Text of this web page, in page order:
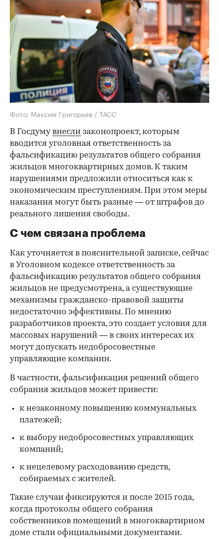
Фото: Максим Григорьев / ТАСС
В Госдумувнесли законопроект, которым
вводится уголовная ответственность за
фальсификацию результатов общего собрания
жильцов многоквартирных домов. К таким
нарушениями предложили относиться как к
экономическим преступлениям. При этом меры
наказания могут быть разные — от штрафов до
реального лишения свободы.
С чем связана проблема
Как уточняется в пояснительной записке, сейчас
в Уголовном кодексе ответственность за
фальсификацию результатов общего собрания
жильцов не предусмотрена, а существующие
механизмы гражданско-правовой защиты
недостаточно эффективны. По мнению
разработчиков проекта, это создает условия для
массовых нарушений — в своих интересах их
могут допускать недобросовестные
управляющие компании.
В частности, фальсификация решений общего
собрания жильцов может привести:
к незаконному повышению коммунальных
платежей;
к выбору недобросовестных управляющих
компаний;
к нецелевому расходованию средств,
собираемых с жителей.
Такие случаи фиксируются и после 2015 года,
когда протоколы общего собрания
собственников помещений в многоквартирном
доме стали официальными документами.